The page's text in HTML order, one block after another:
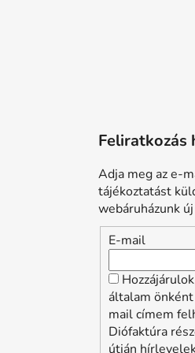
Feliratkozás
Adja meg az e-
tájékoztatást
webáruházunk
E-mail
általam
mail címem
Diófaktúra
útján